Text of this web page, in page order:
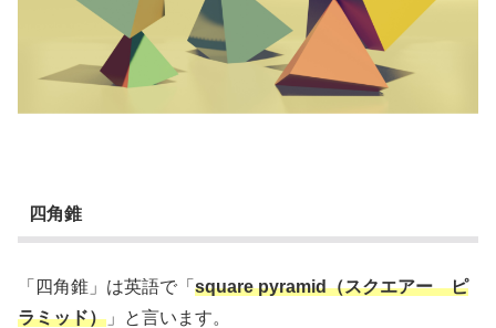
四角錐
「四角錐」は英語で「 square pyramid（スクエアー ピ
ラミッド） 」と言います。